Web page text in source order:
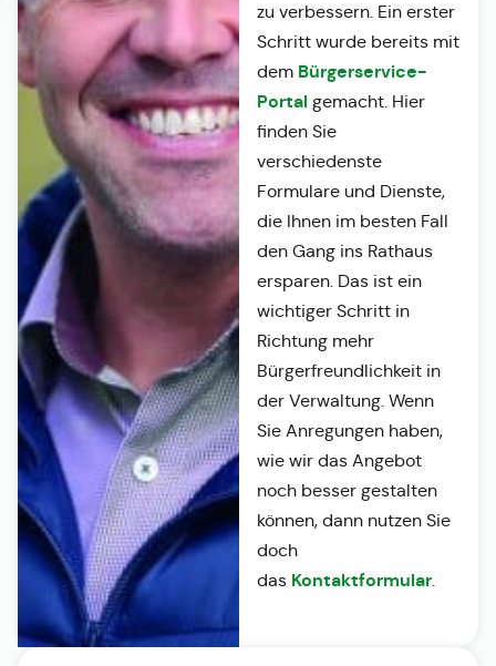
zu verbessern. Ein erster
Schritt wurde bereits mit
dem Bürgerservice-
Portalgemacht. Hier
finden Sie
verschiedenste
Formulare und Dienste,
die Ihnen im besten Fall
den Gang ins Rathaus
ersparen. Das ist ein
wichtiger Schritt in
Richtung mehr
Bürgerfreundlichkeit in
der Verwaltung. Wenn
Sie Anregungen haben,
wie wir das Angebot
noch besser gestalten
können, dann nutzen Sie
doch
das Kontaktformular.